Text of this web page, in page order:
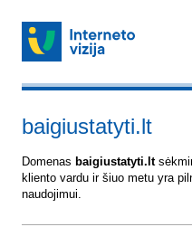
baigiustatyti.lt
Domenas baigiustatyti.lt
kliento vardu ir šiuo metu yra
naudojimui.